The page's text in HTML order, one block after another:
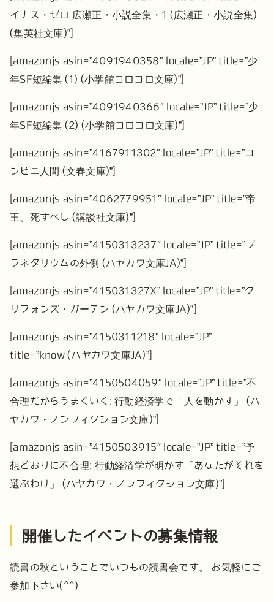
イナス・ゼロ 広瀬正・小説全集・1 (広瀬正・小説全集)
(集英社文庫)”]
[amazonjs asin=”4091940358″ locale=”JP” title=”少
年SF短編集 (1) (小学館コロコロ文庫)”]
[amazonjs asin=”4091940366″ locale=”JP” title=”少
年SF短編集 (2) (小学館コロコロ文庫)”]
[amazonjs asin=”4167911302″ locale=”JP” title=”コ
ンビニ人間 (文春文庫)”]
[amazonjs asin=”4062779951″ locale=”JP” title=”帝
王、死すべし (講談社文庫)”]
[amazonjs asin=”4150313237″ locale=”JP” title=”プ
ラネタリウムの外側 (ハヤカワ文庫JA)”]
[amazonjs asin=”415031327X” locale=”JP” title=”グ
リフォンズ・ガーデン (ハヤカワ文庫JA)”]
[amazonjs asin=”4150311218″ locale=”JP”
title=”know (ハヤカワ文庫JA)”]
[amazonjs asin=”4150504059″ locale=”JP” title=”不
合理だからうまくいく: 行動経済学で「人を動かす」 (ハ
ヤカワ・ノンフィクション文庫)”]
[amazonjs asin=”4150503915″ locale=”JP” title=”予
想どおりに不合理: 行動経済学が明かす「あなたがそれを
選ぶわけ」 (ハヤカワ・ノンフィクション文庫)”]
開催したイベントの募集情報
読書の秋ということでいつもの読書会です。
お気軽にご
参加下さい(^^)